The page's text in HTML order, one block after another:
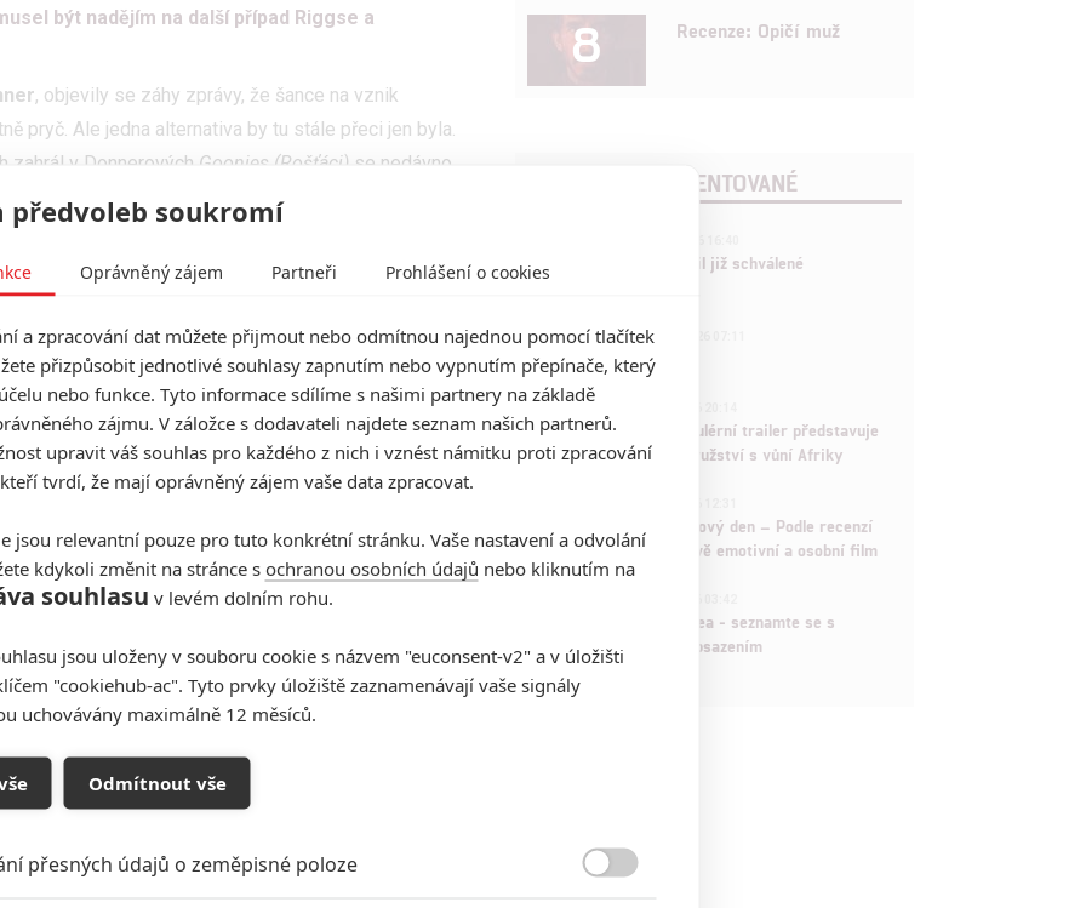
být nadějím na další případ Riggse a
, objevily se záhy zprávy, že šance na vznik
pryč. Ale jedna alternativa by tu stále přeci jen byla.
zahrál v Donnerových Goonies (Rošťáci) se nedávno
na Donnera.
by v svých 91 letech točil akční film, kde musíte na
Tahle varianta je momentálně pasé, nicméně se
řada lidí říká, že by mělSmrtonosnou zbraň 5
začíná uvažovat.
jako je Feldman, anebo také tu a tam s
tom, co se natočí nebo nenatočí. Každopádně, co
k rolím detektivům Riggse a Murtaugha, který už
že „na tohle je už příliš starej“?
Zdroj:Movieweb
8 Recenze: Opičí muž
POSLEDNÍ KOMENTOVANÉ
Marvel nečekaně zrušil již schválené
433FILM | 01.08.2026 07:11
拆彈專家
1
Děti krve a kostí: Regulérní trailer představuje
akční fantasy dobrodružství s vůní Afriky
Spider-Man: Zbrusu nový den – Podle recenzí
máme čekat překvapivě emotivní a osobní film
Velké preview: Odyssea - seznamte se s
maximálně nabitým obsazením
předvoleb soukromí
Oprávněný zájem Partneři Prohlášení o cookies
a zpracování dat můžete přijmout nebo odmítnou najednou pomocí tlačítek
přizpůsobit jednotlivé souhlasy zapnutím nebo vypnutím přepínače, který
nebo funkce. Tyto informace sdílíme s našimi partnery na základě
zájmu. V záložce s dodavateli najdete seznam našich partnerů.
upravit váš souhlas pro každého z nich i vznést námitku proti zpracování
tvrdí, že mají oprávněný zájem vaše data zpracovat.
jsou relevantní pouze pro tuto konkrétní stránku. Vaše nastavení a odvolání
kdykoli změnit na stránce s ochranou osobních údajů nebo kliknutím na
souhlasu v levém dolním rohu.
jsou uloženy v souboru cookie s názvem "euconsent-v2" a v úložišti
"cookiehub-ac". Tyto prvky úložiště zaznamenávají vaše signály
uchovávány maximálně 12 měsíců.
Odmítnout vše
přesných údajů o zeměpisné poloze